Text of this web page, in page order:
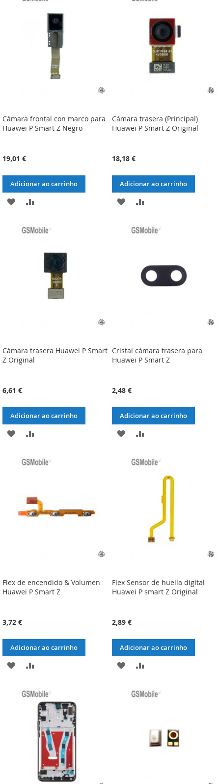
LISTACOMPARAÇÃO
LISTA
DESEJOS
COMPARAÇÃO
Cámara frontal con marco para
Huawei P Smart Z Negro
19,01 €
Adicionar ao carrinho
ADICIONAR
LISTA
DESEJOS
COMPARAÇÃO
Cámara trasera (Principal)
Huawei P Smart Z Original
18,18 €
Adicionar ao carrinho
ADICIONAR
LISTA
DESEJOS
ADICIONAR
COMPARAÇÃO
Cámara trasera Huawei P Smart
Z Original
6,61 €
Adicionar ao carrinho
ADICIONAR
LISTA
DESEJOS
COMPARAÇÃO
Cristal cámara trasera para
Huawei P Smart Z
2,48 €
Adicionar ao carrinho
ADICIONAR
LISTA
ADICIONAR
COMPARAÇÃO
Flex de encendido & Volumen
Huawei P Smart Z
3,72 €
Adicionar ao carrinho
ADICIONAR
LISTA
DESEJOS
COMPARAÇÃO
Flex Sensor de huella digital
Huawei P smart Z Original
2,89 €
Adicionar ao carrinho
ADICIONAR
LISTA
DESEJOS
ADICIONAR
COMPARAÇÃO